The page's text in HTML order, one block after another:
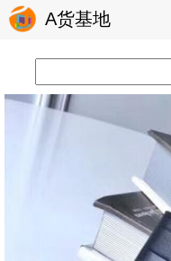
A货基地